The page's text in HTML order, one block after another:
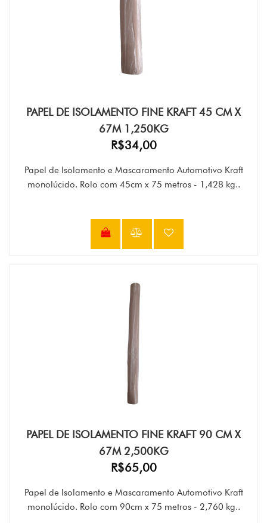
PAPEL DE ISOLAMENTO FINE KRAFT 45 CM X
67M 1,250KG
R$34,00
Papel de Isolamento e Mascaramento Automotivo Kraft
monolúcido. Rolo com 45cm x 75 metros - 1,428 kg..
PAPEL DE ISOLAMENTO FINE KRAFT 90 CM X
67M 2,500KG
R$65,00
Papel de Isolamento e Mascaramento Automotivo Kraft
monolúcido. Rolo com 90cm x 75 metros - 2,760 kg..